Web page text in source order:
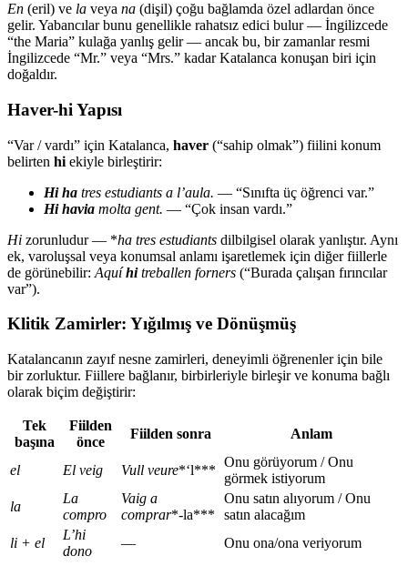
En (eril) ve la veya na (dişil) çoğu bağlamda özel adlardan önce
gelir. Yabancılar bunu genellikle rahatsız edici bulur — İngilizcede
“the Maria” kulağa yanlış gelir — ancak bu, bir zamanlar resmi
İngilizcede “Mr.” veya “Mrs.” kadar Katalanca konuşan biri için
doğaldır.
Haver-hi Yapısı
“Var / vardı” için Katalanca, haver (“sahip olmak”) fiilini konum
belirten hi ekiyle birleştirir:
Hi ha tres estudiants a l’aula. — “Sınıfta üç öğrenci var.”
Hi havia molta gent. — “Çok insan vardı.”
Hi zorunludur — *ha tres estudiants dilbilgisel olarak yanlıştır. Aynı
ek, varoluşsal veya konumsal anlamı işaretlemek için diğer fiillerle
de görünebilir: Aquíhitreballen forners (“Burada çalışan fırıncılar
var”).
Klitik Zamirler: Yığılmış ve Dönüşmüş
Katalancanın zayıf nesne zamirleri, deneyimli öğrenenler için bile
bir zorluktur. Fiillere bağlanır, birbirleriyle birleşir ve konuma bağlı
olarak biçim değiştirir:
Tek
başına
Fiilden
önce
Fiilden sonra Anlam
el El veig Vull veure*‘l***
Onu görüyorum / Onu
görmek istiyorum
la
La
compro
Vaig a
comprar*-la***
Onu satın alıyorum / Onu
satın alacağım
li + el
L’hi
dono
— Onu ona/ona veriyorum